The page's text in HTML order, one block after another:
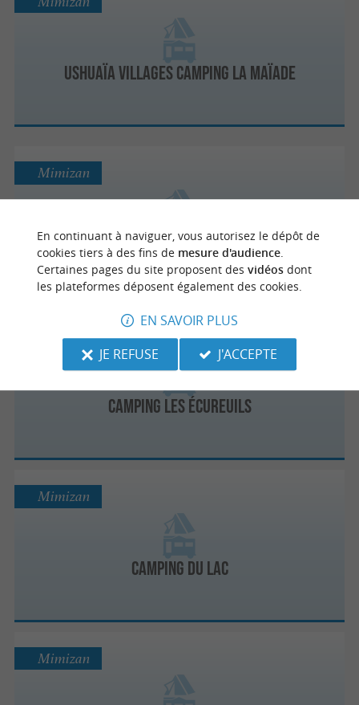
Ushuaïa Villages Camping La Maïade
Camping à la ferme
Mimizan
Camping Les Écureuils
Mimizan
Camping du Lac
Mimizan
Mimizan
En continuant à naviguer, vous autorisez le dépôt de
cookies tiers à des fins de mesure d'audience.
Certaines pages du site proposent des vidéosdont
les plateformes déposent également des cookies.
EN SAVOIR PLUS
JE REFUSE
J'ACCEPTE